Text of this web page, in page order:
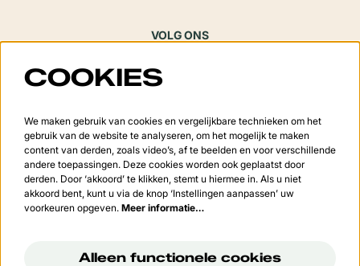
VOLG ONS
Meld je aan voor de nieuwsbrief
Aanmelden
Data Processing Addendum van Google.
COOKIES
We maken gebruik van cookies en vergelijkbare technieken om het
gebruik van de website te analyseren, om het mogelijk te maken
content van derden, zoals video’s, af te beelden en voor verschillende
andere toepassingen. Deze cookies worden ook geplaatst door
derden. Door ‘akkoord’ te klikken, stemt u hiermee in. Als u niet
akkoord bent, kunt u via de knop ‘Instellingen aanpassen’ uw
voorkeuren opgeven. Meer informatie…
Alleen functionele cookies